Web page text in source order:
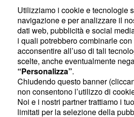
Marcello cambia
nelle prime riprese
Una delle novità più curiose
personaggio centrale della serie.
giornate di riprese, l’attore è stato
Utilizziamo i cookie e tecnologie
navigazione e per analizzare il
dati web, pubblicità e social
i quali potrebbero combinarle
acconsentire all’uso di tali
scelte, anche eventualmente
“Personalizza”.
Chiudendo questo banner
non consentono l’utilizzo di
Noi e i nostri partner trattiamo i
limitati per la selezione della